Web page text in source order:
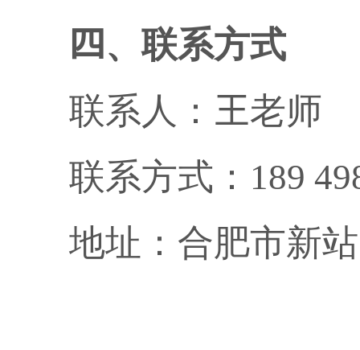
四 、联系方式
联系人： 王老师
联系方式： 189
地址：合肥市新